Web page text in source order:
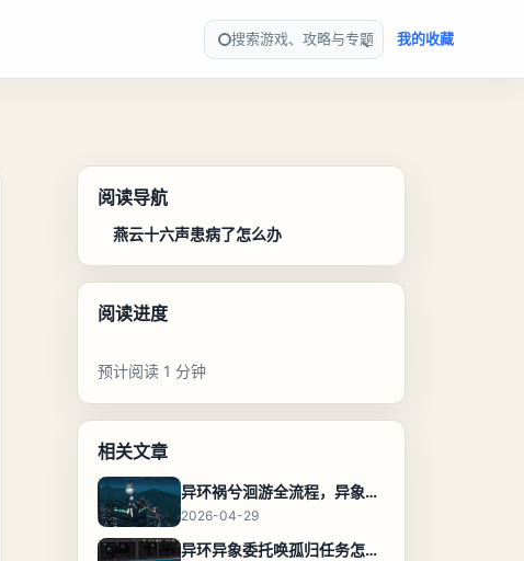
搜索游戏、攻略与专题 我的收藏
阅读导航
燕云十六声患病了怎么办
阅读进度
预计阅读 1 分钟
相关文章
异环祸兮洄游全流程，异象委托任务通关攻略
2026-04-29
异环异象委托唤孤归任务怎么完成，流程步骤与位置攻略